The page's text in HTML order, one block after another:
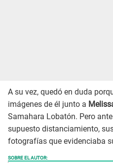
A su vez, quedó en duda
imágenes de él junto a
Samahara Lobatón. Pero
supuesto distanciamiento,
fotografías que evidenciaba
SOBRE EL AUTOR: